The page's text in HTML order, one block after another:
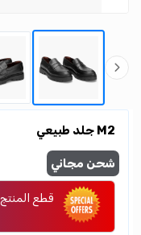
M2 جلد طبيعي
شحن مجاني
قطع المنتج